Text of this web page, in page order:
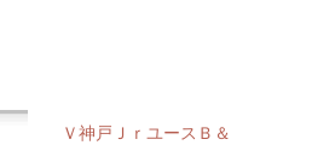
Ｖ神戸ＪｒユースＢ＆